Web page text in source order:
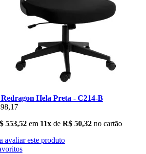
Hela Preta - C214-B
553,52 em 11x de R$ 50,32 no cartão
avaliar este produto